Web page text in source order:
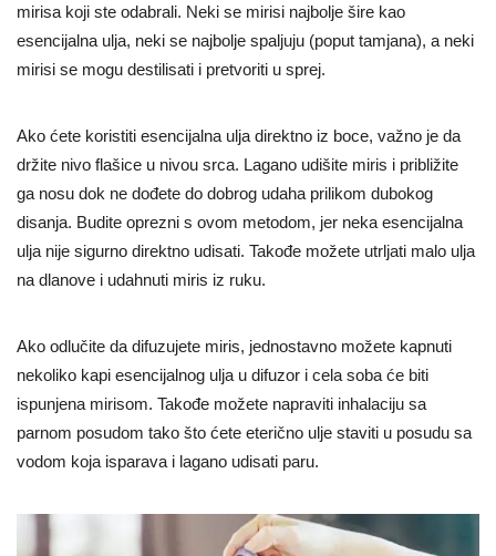
mirisa koji ste odabrali. Neki se mirisi najbolje šire kao
esencijalna ulja, neki se najbolje spaljuju (poput tamjana), a neki
mirisi se mogu destilisati i pretvoriti u sprej.
Ako ćete koristiti esencijalna ulja direktno iz boce, važno je da
držite nivo flašice u nivou srca. Lagano udišite miris i približite
ga nosu dok ne dođete do dobrog udaha prilikom dubokog
disanja. Budite oprezni s ovom metodom, jer neka esencijalna
ulja nije sigurno direktno udisati. Takođe možete utrljati malo ulja
na dlanove i udahnuti miris iz ruku.
Ako odlučite da difuzujete miris, jednostavno možete kapnuti
nekoliko kapi esencijalnog ulja u difuzor i cela soba će biti
ispunjena mirisom. Takođe možete napraviti inhalaciju sa
parnom posudom tako što ćete eterično ulje staviti u posudu sa
vodom koja isparava i lagano udisati paru.